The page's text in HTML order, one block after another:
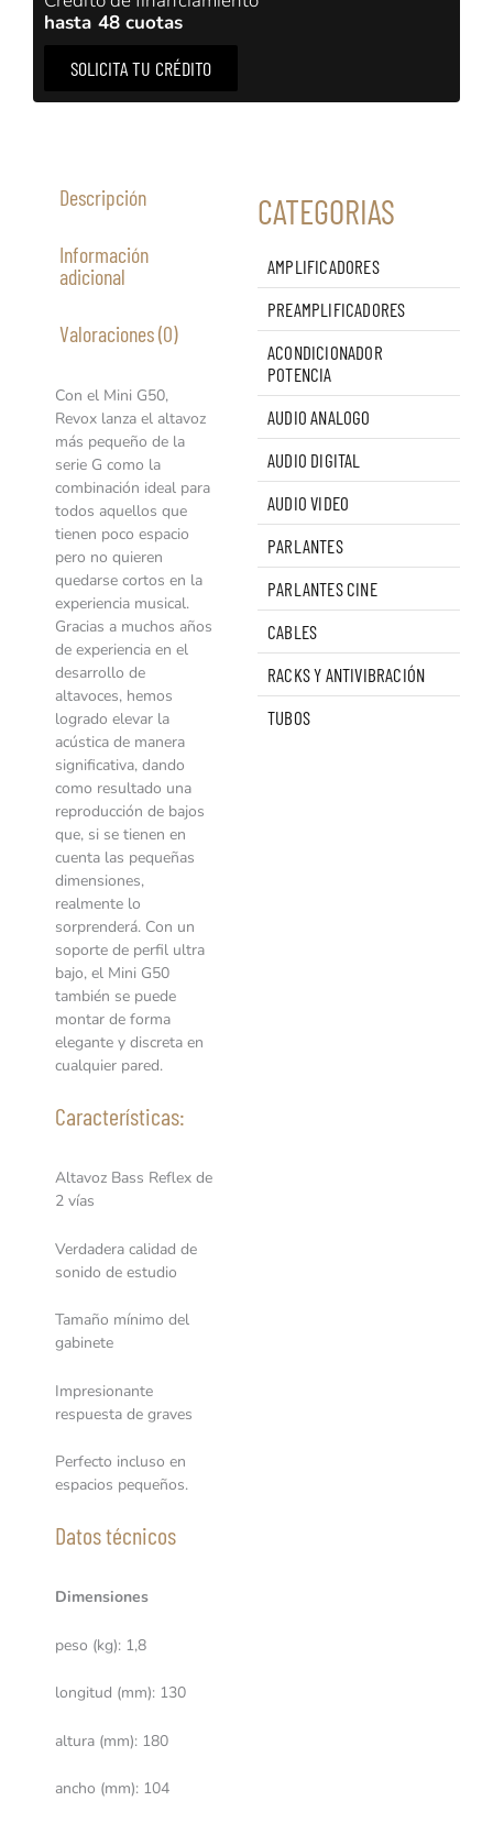
cantidad
hasta 48 cuotas
SOLICITA TU CRÉDITO
Descripción
Información
adicional
Valoraciones (0)
Con el Mini G50,
Revox lanza el altavoz
más pequeño de la
serie G como la
combinación ideal para
todos aquellos que
tienen poco espacio
pero no quieren
quedarse cortos en la
experiencia musical.
Gracias a muchos años
de experiencia en el
desarrollo de
altavoces, hemos
logrado elevar la
acústica de manera
significativa, dando
como resultado una
reproducción de bajos
que, si se tienen en
cuenta las pequeñas
dimensiones,
realmente lo
sorprenderá. Con un
soporte de perfil ultra
bajo, el Mini G50
también se puede
montar de forma
elegante y discreta en
cualquier pared.
Características:
Altavoz Bass Reflex de
2 vías
Verdadera calidad de
sonido de estudio
Tamaño mínimo del
gabinete
Impresionante
respuesta de graves
Perfecto incluso en
espacios pequeños.
Datos técnicos
Dimensiones
peso (kg): 1,8
longitud (mm): 130
altura (mm): 180
ancho (mm): 104
CATEGORIAS
AMPLIFICADORES
PREAMPLIFICADORES
ACONDICIONADOR
POTENCIA
AUDIO ANALOGO
AUDIO DIGITAL
AUDIO VIDEO
PARLANTES
PARLANTES CINE
CABLES
RACKS Y ANTIVIBRACIÓN
TUBOS